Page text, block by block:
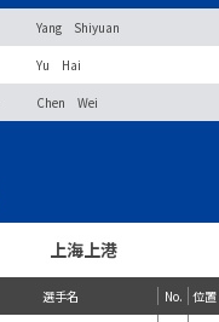
Yang Shiyuan
Yu Hai
Chen Wei
上海上港
選手名 No. 位置